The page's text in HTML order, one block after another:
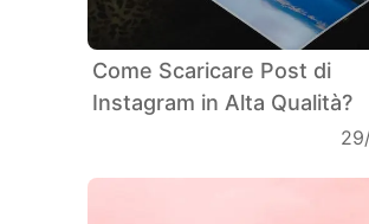
Come Scaricare Post di
Instagram in Alta Qualità?